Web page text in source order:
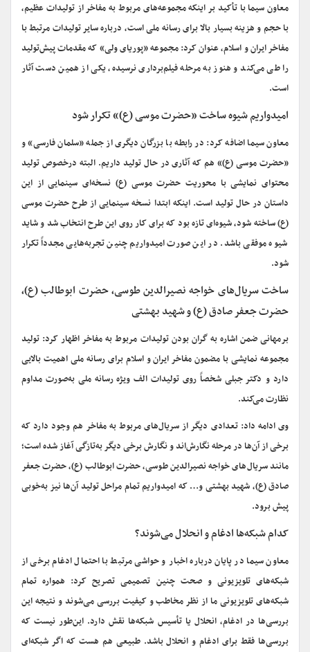
معاون سیما با تأکید بر اینکه مجموعه‌های مربوط به مفاخر از تولیدات عظیم،
با حجم و هزینه بسیار بالا برای رسانه ملی است، درباره سایر تولیدات مرتبط با
مفاخر ایران و اسلام، عنوان کرد: مجموعه «پوریای ولی» که مقدمات پیش‌تولید
را طی می‌کند و هنوز به مرحله فیلم‌برداری نرسیده، یکی از همین دست آثار
است.
امیدواریم شیوه ساخت «حضرت موسی (ع)» تکرار شود
معاون سیما اضافه کرد: در رابطه با بزرگان دیگری از جمله «سلمان فارسی» و
«حضرت موسی (ع)» هم که آثاری در حال تولید داریم. البته درخصوص تولید
محتوای نمایشی با محوریت حضرت موسی (ع) نسخه‌ای سینمایی از این
داستان در حال تولید است. اینکه ابتدا نسخه سینمایی از طرح حضرت موسی
(ع) ساخته شود، شیوه‌ای تازه‌ بود که برای کار روی این طرح انتخاب شد و شاید
شیوه موفقی باشد. در این صورت امیدواریم چنین تجربه‌هایی مجدداً تکرار
شود.
ساخت سریال‌های خواجه نصیرالدین طوسی، حضرت ابوطالب (ع)،
حضرت جعفر صادق (ع) و شهید بهشتی
برمهانی ضمن اشاره به گران بودن تولیدات مربوط به مفاخر اظهار کرد: تولید
مجموعه نمایشی با مضمون مفاخر ایران و اسلام برای رسانه ملی اهمیت بالایی
دارد و دکتر جبلی شخصاً روی تولیدات الف ویژه رسانه ملی به‌صورت مداوم
نظارت می‌کند.
وی ادامه داد: تعدادی دیگر از سریال‌های مربوط به مفاخر هم وجود دارد که
برخی از آن‌ها در مرحله نگارش‌اند و نگارش برخی دیگر به‌تازگی آغاز شده است؛
مانند سریال‌های خواجه نصیرالدین طوسی، حضرت ابوطالب (ع)، حضرت جعفر
صادق (ع)، شهید بهشتی و… که امیدواریم تمام مراحل تولید آن‌ها نیز به‌خوبی
پیش برود.
کدام شبکه‌ها ادغام و انحلال می‌شوند؟
معاون سیما در پایان درباره اخبار و حواشی مرتبط با احتمال ادغام برخی از
شبکه‌های تلویزیونی و صحت چنین تصمیمی تصریح کرد: همواره تمام
شبکه‌های تلویزیونی ما از نظر مخاطب و کیفیت بررسی می‌شوند و نتیجه این
بررسی‌ها در ادغام، انحلال یا تأسیس شبکه‌ها نقش دارد. این‌طور نیست که
بررسی‌ها فقط برای ادغام و انحلال باشد. طبیعی هم هست که اگر شبکه‌ای